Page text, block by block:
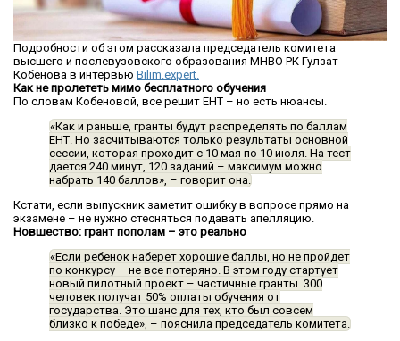
Подробности об этом рассказала председатель комитета
высшего и послевузовского образования МНВО РК Гулзат
Кобенова в интервью Bilim.expert.
Как не пролететь мимо бесплатного обучения
По словам Кобеновой, все решит ЕНТ – но есть нюансы.
«Как и раньше, гранты будут распределять по баллам
ЕНТ. Но засчитываются только результаты основной
сессии, которая проходит с 10 мая по 10 июля. На тест
дается 240 минут, 120 заданий – максимум можно
набрать 140 баллов», – говорит она.
Кстати, если выпускник заметит ошибку в вопросе прямо на
экзамене – не нужно стесняться подавать апелляцию.
Новшество: грант пополам – это реально
«Если ребенок наберет хорошие баллы, но не пройдет
по конкурсу – не все потеряно. В этом году стартует
новый пилотный проект – частичные гранты. 300
человек получат 50% оплаты обучения от
государства. Это шанс для тех, кто был совсем
близко к победе», – пояснила председатель комитета.